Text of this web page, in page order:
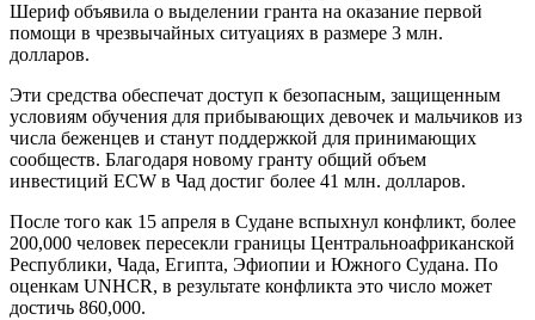
Шериф объявила о выделении гранта на оказание первой
помощи в чрезвычайных ситуациях в размере 3 млн.
долларов.
Эти средства обеспечат доступ к безопасным, защищенным
условиям обучения для прибывающих девочек и мальчиков из
числа беженцев и станут поддержкой для принимающих
сообществ. Благодаря новому гранту общий объем
инвестиций ECW в Чад достиг более 41 млн. долларов.
После того как 15 апреля в Судане вспыхнул конфликт, более
200,000 человек пересекли границы Центральноафриканской
Республики, Чада, Египта, Эфиопии и Южного Судана. По
оценкам UNHCR, в результате конфликта это число может
достичь 860,000.